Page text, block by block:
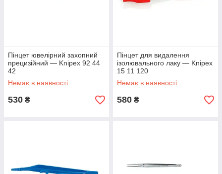
Пінцет ювелірний захопний
прецизійний — Knipex 92 44
42
Немає в наявності
530 ₴
Пінцет для видалення
ізолювального лаку — Knipex
15 11 120
Немає в наявності
580 ₴